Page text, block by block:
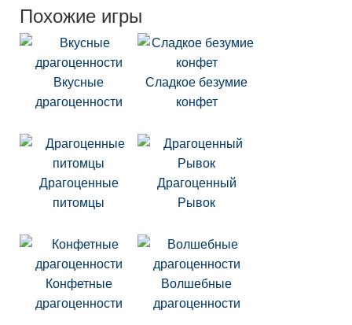
Похожие игры
Вкусные
драгоценности
Сладкое безумие
конфет
Драгоценные
питомцы
Драгоценный
Рывок
Конфетные
драгоценности
Волшебные
драгоценности